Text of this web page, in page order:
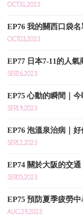
OCT.31,2023
EP76 我的關西口袋
OCT.03,2023
EP77 日本7-11的人
SEP.26,2023
EP75 心動的瞬間｜
SEP.19,2023
EP76 泡溫泉治病｜
SEP.12,2023
EP74 關於大阪的交
SEP.05,2023
EP75 預防夏季疲勞
AUG.29,2023